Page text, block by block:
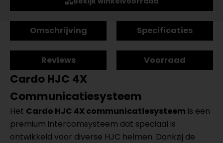
Omschrijving Specificaties
Reviews Voorraad
Cardo HJC 4X
Communicatiesysteem
Het Cardo HJC 4X communicatiesysteem is een
premium intercomsysteem dat speciaal is
ontwikkeld voor diverse HJC helmen. Dankzij de